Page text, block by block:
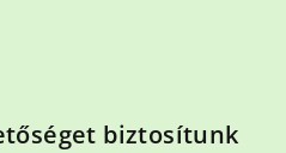
biztosítunk